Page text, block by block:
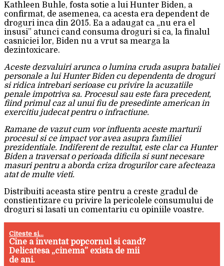
Kathleen Buhle, fosta sotie a lui Hunter Biden, a
confirmat, de asemenea, ca acesta era dependent de
droguri inca din 2015. Ea a adaugat ca „nu era el
insusi” atunci cand consuma droguri si ca, la finalul
casniciei lor, Biden nu a vrut sa mearga la
dezintoxicare.
Aceste dezvaluiri arunca o lumina cruda asupra bataliei
personale a lui Hunter Biden cu dependenta de droguri
si ridica intrebari serioase cu privire la acuzatiile
penale impotriva sa. Procesul sau este fara precedent,
fiind primul caz al unui fiu de presedinte american in
exercitiu judecat pentru o infractiune.
Ramane de vazut cum vor influenta aceste marturii
procesul si ce impact vor avea asupra familiei
prezidentiale. Indiferent de rezultat, este clar ca Hunter
Biden a traversat o perioada dificila si sunt necesare
masuri pentru a aborda criza drogurilor care afecteaza
atat de multe vieti.
Distribuiti aceasta stire pentru a creste gradul de
constientizare cu privire la pericolele consumului de
droguri si lasati un comentariu cu opiniile voastre.
Citeste si...
Cine a inventat popcornul si cand?
Delicatesa „cinema” exista de mii
de ani.